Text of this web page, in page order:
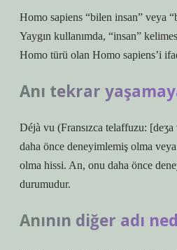
Homo sapiens “bilen insan” veya
Yaygın kullanımda, “insan”
Homo türü olan Homo sapiens’i
Anı tekrar
Déjà vu (Fransızca telaffuzu:
daha önce deneyimlemiş olma
olma hissi. An, onu daha önce
durumudur.
Anının diğer adı